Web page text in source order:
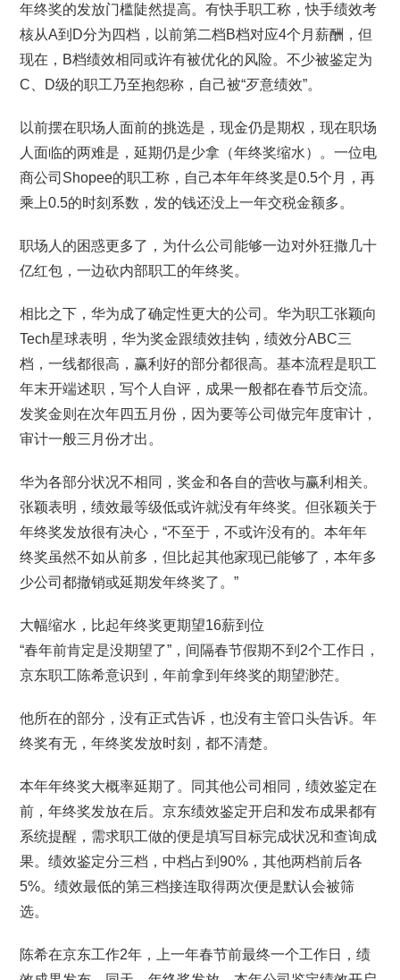
年终奖的发放门槛陡然提高。有快手职工称，快手绩效考
核从A到D分为四档，以前第二档B档对应4个月薪酬，但
现在，B档绩效相同或许有被优化的风险。不少被鉴定为
C、D级的职工乃至抱怨称，自己被“歹意绩效”。
以前摆在职场人面前的挑选是，现金仍是期权，现在职场
人面临的两难是，延期仍是少拿（年终奖缩水）。一位电
商公司Shopee的职工称，自己本年年终奖是0.5个月，再
乘上0.5的时刻系数，发的钱还没上一年交税金额多。
职场人的困惑更多了，为什么公司能够一边对外狂撒几十
亿红包，一边砍内部职工的年终奖。
相比之下，华为成了确定性更大的公司。华为职工张颖向
Tech星球表明，华为奖金跟绩效挂钩，绩效分ABC三
档，一线都很高，赢利好的部分都很高。基本流程是职工
年末开端述职，写个人自评，成果一般都在春节后交流。
发奖金则在次年四五月份，因为要等公司做完年度审计，
审计一般三月份才出。
华为各部分状况不相同，奖金和各自的营收与赢利相关。
张颖表明，绩效最等级低或许就没有年终奖。但张颖关于
年终奖发放很有决心，“不至于，不或许没有的。本年年
终奖虽然不如从前多，但比起其他家现已能够了，本年多
少公司都撤销或延期发年终奖了。”
大幅缩水，比起年终奖更期望16薪到位
“春年前肯定是没期望了”，间隔春节假期不到2个工作日，
京东职工陈希意识到，年前拿到年终奖的期望渺茫。
他所在的部分，没有正式告诉，也没有主管口头告诉。年
终奖有无，年终奖发放时刻，都不清楚。
本年年终奖大概率延期了。同其他公司相同，绩效鉴定在
前，年终奖发放在后。京东绩效鉴定开启和发布成果都有
系统提醒，需求职工做的便是填写目标完成状况和查询成
果。绩效鉴定分三档，中档占到90%，其他两档前后各
5%。绩效最低的第三档接连取得两次便是默认会被筛
选。
陈希在京东工作2年，上一年春节前最终一个工作日，绩